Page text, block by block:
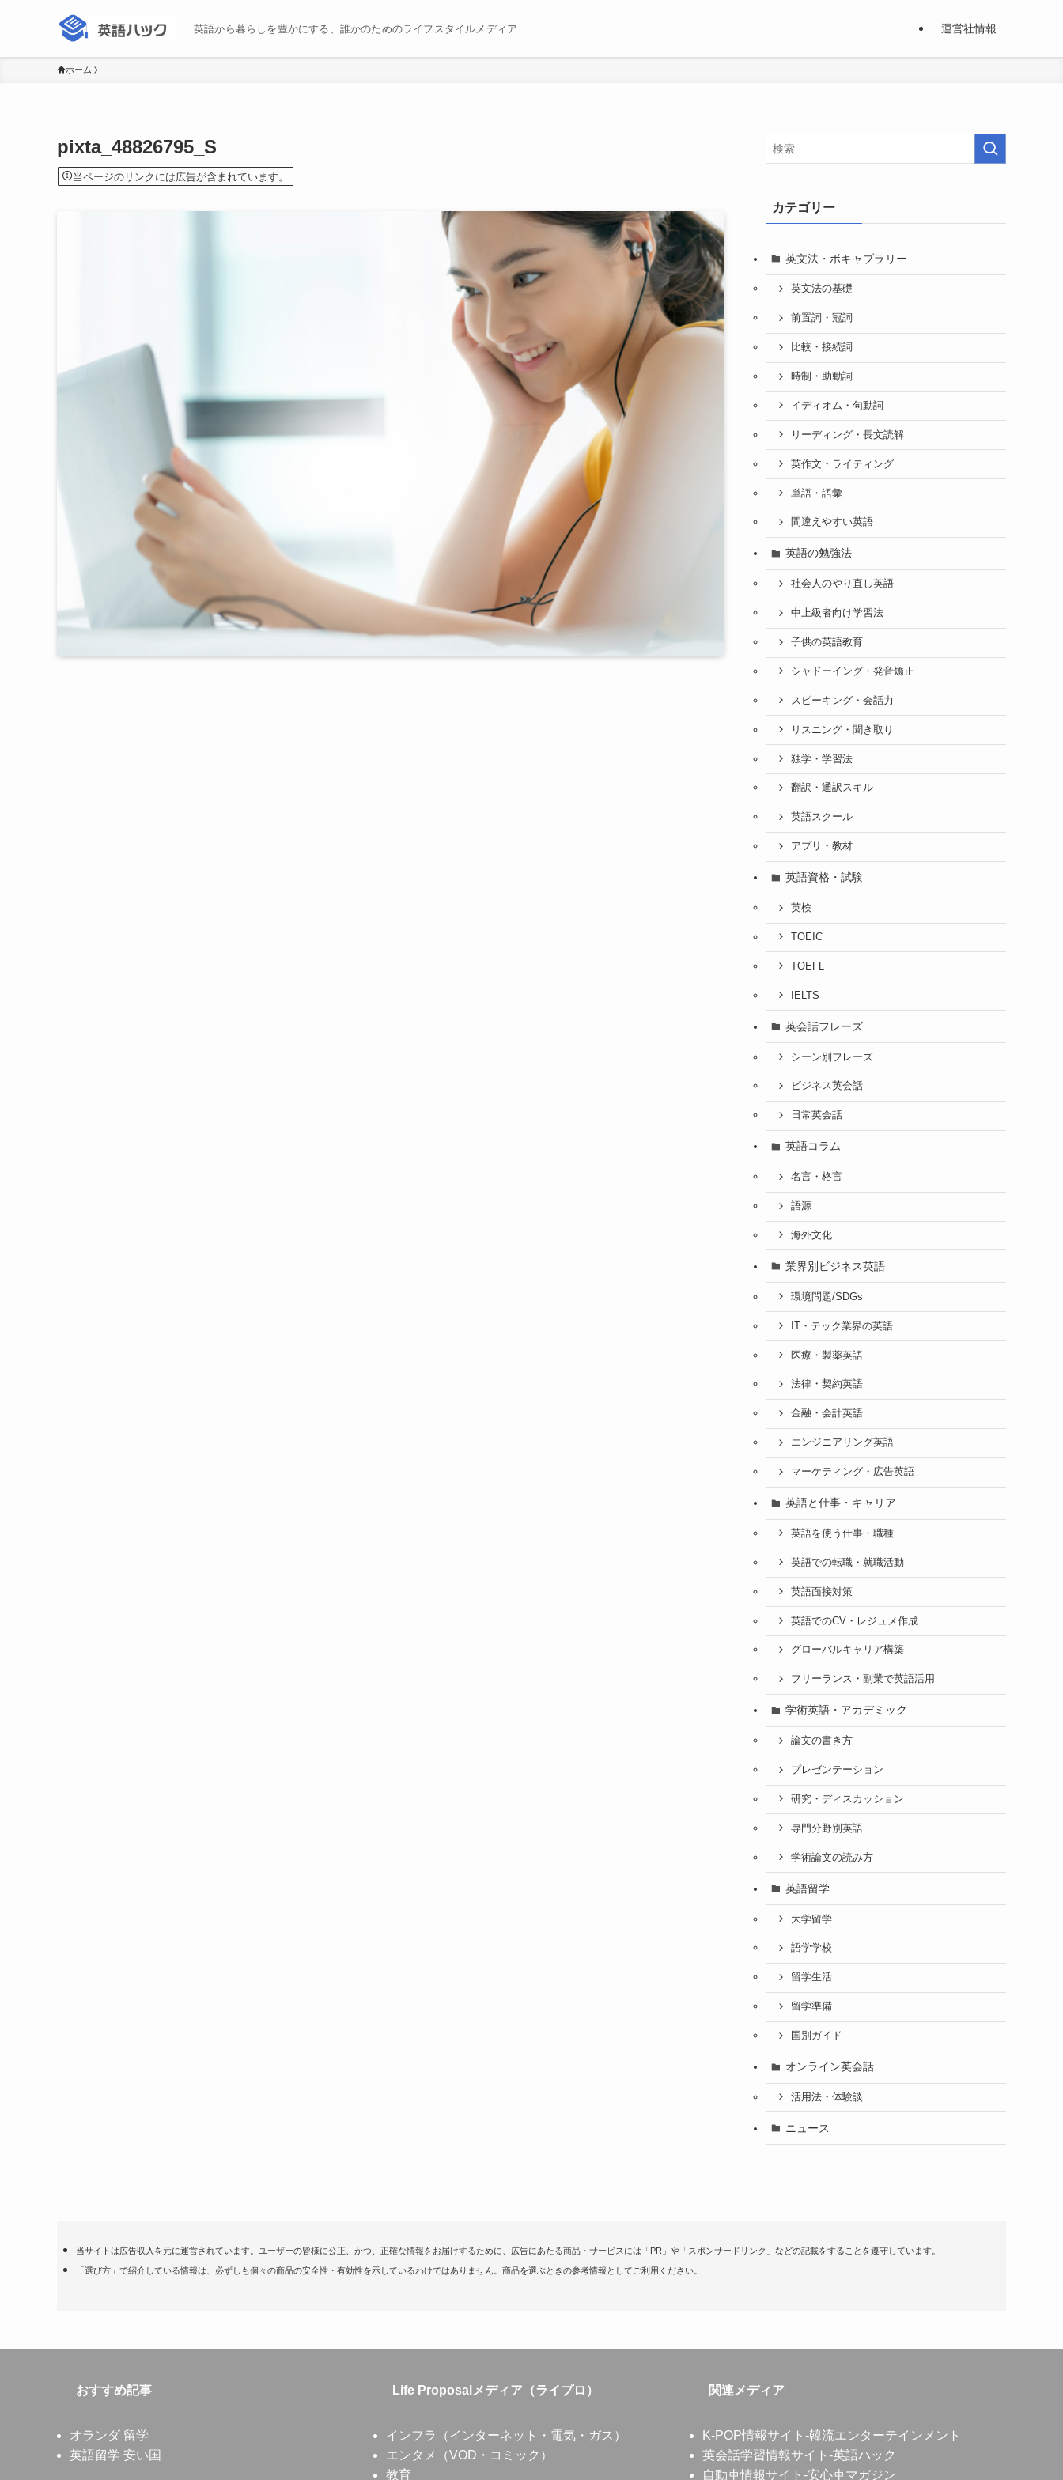
英語から暮らしを豊かにする、誰かのためのライフスタイルメディア 運営社情報
ホーム
pixta_48826795_S
当ページのリンクには広告が含まれています。
カテゴリー
英文法・ボキャブラリー
英文法の基礎
前置詞・冠詞
比較・接続詞
時制・助動詞
イディオム・句動詞
リーディング・長文読解
英作文・ライティング
単語・語彙
間違えやすい英語
英語の勉強法
社会人のやり直し英語
中上級者向け学習法
子供の英語教育
シャドーイング・発音矯正
スピーキング・会話力
リスニング・聞き取り
独学・学習法
翻訳・通訳スキル
英語スクール
アプリ・教材
英語資格・試験
英検
TOEIC
TOEFL
IELTS
英会話フレーズ
シーン別フレーズ
ビジネス英会話
日常英会話
英語コラム
名言・格言
語源
海外文化
業界別ビジネス英語
環境問題/SDGs
IT・テック業界の英語
医療・製薬英語
法律・契約英語
金融・会計英語
エンジニアリング英語
マーケティング・広告英語
英語と仕事・キャリア
英語を使う仕事・職種
英語での転職・就職活動
英語面接対策
英語でのCV・レジュメ作成
グローバルキャリア構築
フリーランス・副業で英語活用
学術英語・アカデミック
論文の書き方
プレゼンテーション
研究・ディスカッション
専門分野別英語
学術論文の読み方
英語留学
大学留学
語学学校
留学生活
留学準備
国別ガイド
オンライン英会話
活用法・体験談
ニュース
当サイトは広告収入を元に運営されています。ユーザーの皆様に公正、かつ、正確な情報をお届けするために、広告にあたる商品・サービスには「PR」や「スポンサードリンク」などの記載をすることを遵守しています。
「選び方」で紹介している情報は、必ずしも個々の商品の安全性・有効性を示しているわけではありません。商品を選ぶときの参考情報としてご利用ください。
おすすめ記事
オランダ 留学
英語留学 安い国
Life Proposalメディア（ライプロ）
インフラ（インターネット・電気・ガス）
エンタメ（VOD・コミック）
教育
関連メディア
K-POP情報サイト -韓流エンターテインメント
英会話学習情報サイト -英語ハック
自動車情報サイト -安心車マガジン